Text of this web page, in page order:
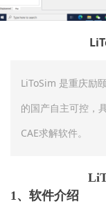
1、 软件介绍
LiToSim 是重庆励
的国产自主可控，
CAE求解软件。